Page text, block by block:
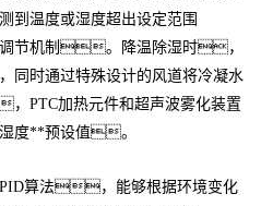
温度或湿度超出设定范围
节机制。降温除湿时，
时通过特殊设计的风道将冷凝水
PTC加热元件和超声波雾化装置
度**预设值。
算法，能够根据环境变化